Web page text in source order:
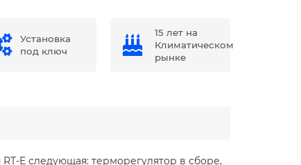
Установка
под ключ
15 лет на
Климатическом
рынке
E следующая: терморегулятор в сборе,